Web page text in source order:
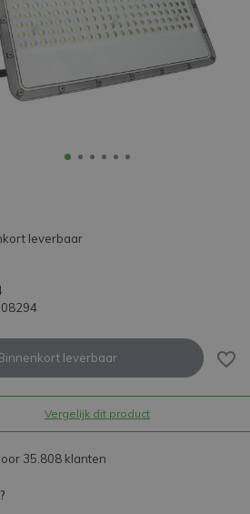
leverbaar
leverbaar
Vergelijk dit product
35.808 klanten